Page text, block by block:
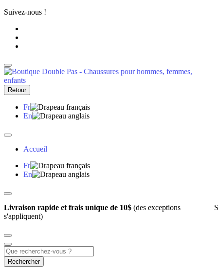
Suivez-nous !
Retour
Fr
En
Accueil
Fr
En
Livraison rapide et frais unique de 10$ (des exceptions
s'appliquent)
Rechercher